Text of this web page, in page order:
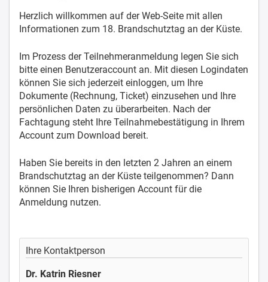
Herzlich willkommen auf der Web-Seite mit allen
Informationen zum 18. Brandschutztag an der Küste.
Im Prozess der Teilnehmeranmeldung legen Sie sich
bitte einen Benutzeraccount an. Mit diesen Logindaten
können Sie sich jederzeit einloggen, um Ihre
Dokumente (Rechnung, Ticket) einzusehen und Ihre
persönlichen Daten zu überarbeiten. Nach der
Fachtagung steht Ihre Teilnahmebestätigung in Ihrem
Account zum Download bereit.
Haben Sie bereits in den letzten 2 Jahren an einem
Brandschutztag an der Küste teilgenommen? Dann
können Sie Ihren bisherigen Account für die
Anmeldung nutzen.
Ihre Kontaktperson
Dr. Katrin Riesner